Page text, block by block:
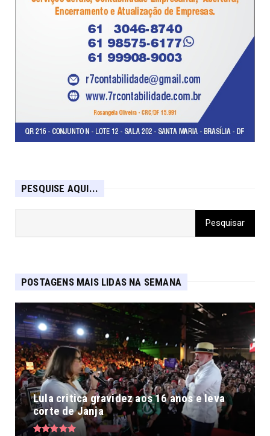
PESQUISE AQUI...
POSTAGENS MAIS LIDAS NA SEMANA
Lula critica gravidez aos 16 anos e leva
corte de Janja